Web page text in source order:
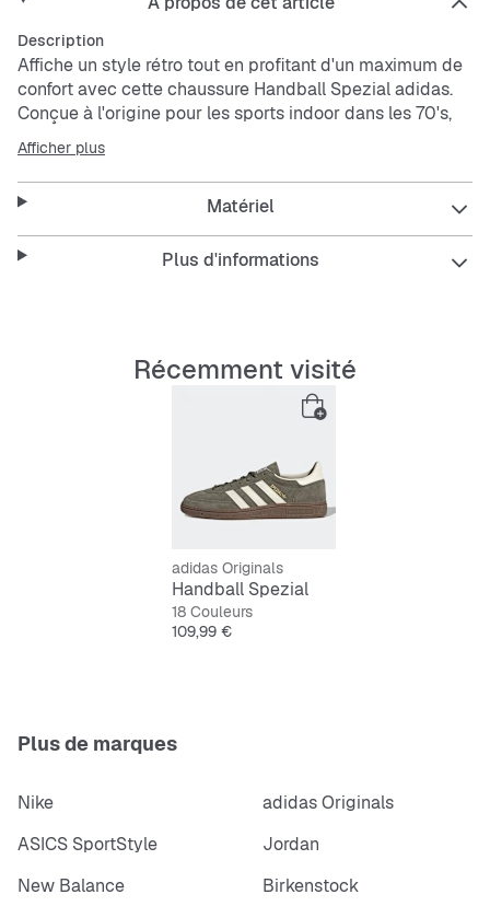
Description
Affiche un style rétro tout en profitant d'un maximum de
confort avec cette chaussure Handball Spezial adidas.
Conçue à l'origine pour les sports indoor dans les 70's,
cette sneaker basse s'est imposée dans la rue. La tige
en suède premium est rehaussée de coutures
contrastées pour une touche d'élégance moderne,
tandis que l'avant-pied en T reste fidèle au look vintage.
Features
Doublure synthétique.
Semelle extérieure en gomme de caoutchouc.
Afficher plus
Matériel
Plus d'informations
Récemment visité
adidas Originals
Handball Spezial
18 Couleurs
Prix
109,99 €
Plus de marques
Nike
adidas Originals
ASICS SportStyle
Jordan
New Balance
Birkenstock